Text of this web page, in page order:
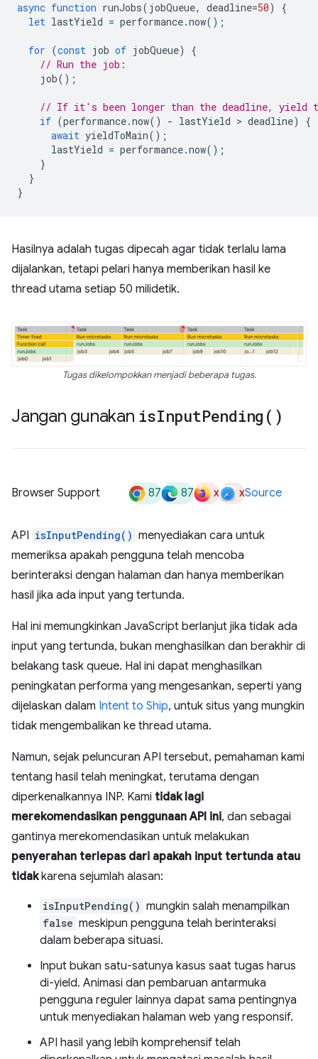
async function runJobs( jobQueue, deadline=50)
{
let lastYield = performance.now();
for (const job of jobQueue)
{
// Run the job:
job();
// If it's been longer than the deadline, yield
if (performance.now() - lastYield > deadline)
{
await yieldToMain();
lastYield = performance.now();
}
}
}
Hasilnya adalah tugas dipecah agar tidak terlalu lama
dijalankan, tetapi pelari hanya memberikan hasil ke
thread utama setiap 50 milidetik.
Tugas dikelompokkan menjadi beberapa tugas.
Jangan gunakan isInputPending( )
Browser Support 87 87 x xSource
API isInputPending() menyediakan cara untuk
memeriksa apakah pengguna telah mencoba
berinteraksi dengan halaman dan hanya memberikan
hasil jika ada input yang tertunda.
Hal ini memungkinkan JavaScript berlanjut jika tidak ada
input yang tertunda, bukan menghasilkan dan berakhir di
belakang task queue. Hal ini dapat menghasilkan
peningkatan performa yang mengesankan, seperti yang
dijelaskan dalam Intent to Ship, untuk situs yang mungkin
tidak mengembalikan ke thread utama.
Namun, sejak peluncuran API tersebut, pemahaman kami
tentang hasil telah meningkat, terutama dengan
diperkenalkannya INP. Kami tidak lagi
merekomendasikan penggunaan API ini, dan sebagai
gantinya merekomendasikan untuk melakukan
penyerahan terlepas dari apakah input tertunda atau
tidakkarena sejumlah alasan:
isInputPending() mungkin salah menampilkan
false meskipun pengguna telah berinteraksi
dalam beberapa situasi.
Input bukan satu-satunya kasus saat tugas harus
di-yield. Animasi dan pembaruan antarmuka
pengguna reguler lainnya dapat sama pentingnya
untuk menyediakan halaman web yang responsif.
API hasil yang lebih komprehensif telah